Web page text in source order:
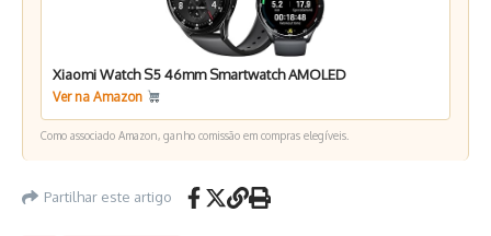
Xiaomi Watch S5 46mm Smartwatch AMOLED
Ver na Amazon
Como associado Amazon, ganho comissão em compras elegíveis.
Partilhar este artigo